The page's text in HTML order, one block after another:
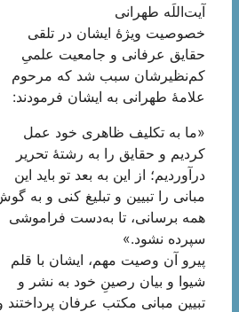
آیت‌اللَه طهرانی
خصوصیت ویژۀ ایشان در تلقی
حقایق عرفانی و جامعیت علمیِ
کم‌نظیرشان سبب شد که مرحوم
علامۀ طهرانی به ایشان فرمودند:
«ما به تكليف ظاهری خود عمل
كرديم و حقايق را به رشتۀ تحرير
درآورديم؛ از اين به بعد تو باید اين
مبانى را تبیین و تبليغ كنى و به گوش
همه برسانى، تا به‌دست فراموشى
سپرده نشود.»
پیرو آن وصیت مهم، ایشان با قلم
شیوا و بیان رصینِ خود به نشر و
تبیین مبانی مکتب عرفان پرداختند و